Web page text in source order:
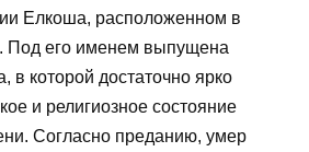
Елкоша, расположенном в
Под его именем выпущена
в которой достаточно ярко
и религиозное состояние
Согласно преданию, умер